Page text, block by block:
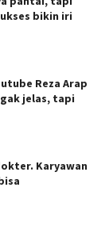
bikin iri
Reza Arap
jelas, tapi
Karyawan